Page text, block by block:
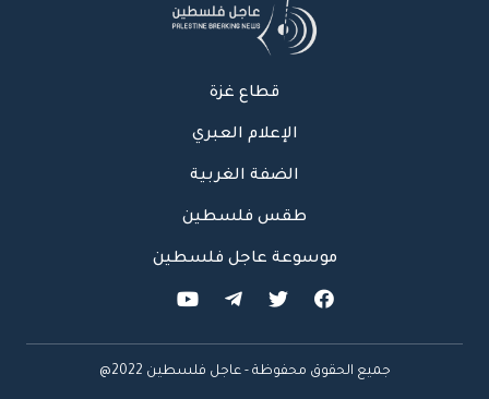
قطاع غزة
الإعلام العبري
الضفة الغربية
طقس فلسطين
موسوعة عاجل فلسطين
جميع الحقوق محفوظة - عاجل فلسطين 2022@